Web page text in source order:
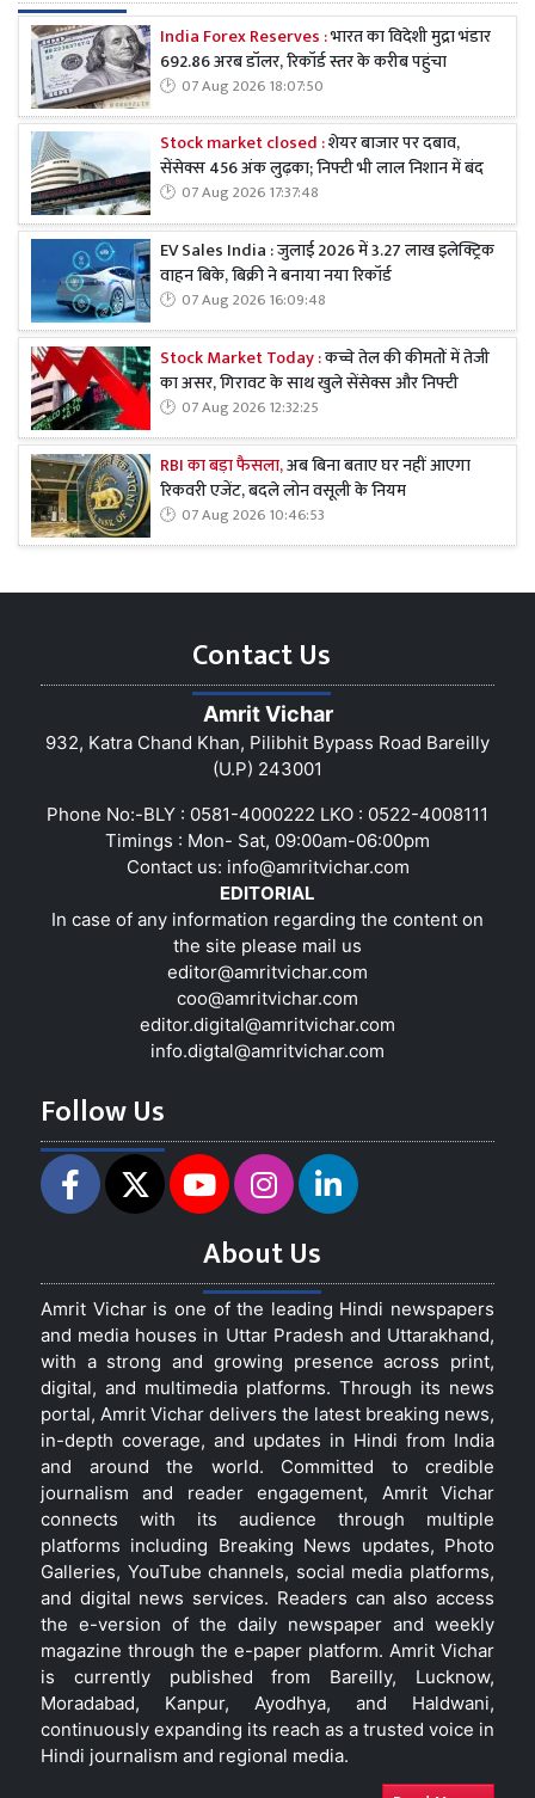
India Forex Reserves :भारत का विदेशी मुद्रा भंडार
692.86 अरब डॉलर, रिकॉर्ड स्तर के करीब पहुंचा
07 Aug 2026 18:07:50
Stock market closed :शेयर बाजार पर दबाव,
सेंसेक्स 456 अंक लुढ़का; निफ्टी भी लाल निशान में बंद
07 Aug 2026 17:37:48
EV Sales India : जुलाई 2026 में 3.27 लाख इलेक्ट्रिक
वाहन बिके, बिक्री ने बनाया नया रिकॉर्ड
07 Aug 2026 16:09:48
Stock Market Today :कच्चे तेल की कीमतों में तेजी
का असर, गिरावट के साथ खुले सेंसेक्स और निफ्टी
07 Aug 2026 12:32:25
RBI का बड़ा फैसला,अब बिना बताए घर नहीं आएगा
रिकवरी एजेंट, बदले लोन वसूली के नियम
07 Aug 2026 10:46:53
Contact Us
Amrit Vichar
932, Katra Chand Khan, Pilibhit Bypass Road Bareilly
(U.P) 243001
Phone No:-BLY : 0581-4000222 LKO : 0522-4008111
Timings : Mon- Sat, 09:00am-06:00pm
Contact us: info@amritvichar.com
EDITORIAL
In case of any information regarding the content on
the site please mail us
editor@amritvichar.com
coo@amritvichar.com
editor.digital@amritvichar.com
info.digtal@amritvichar.com
Follow Us
About Us
Amrit Vichar is one of the leading Hindi newspapers
and media houses in Uttar Pradesh and Uttarakhand,
with a strong and growing presence across print,
digital, and multimedia platforms. Through its news
portal, Amrit Vichar delivers the latest breaking news,
in-depth coverage, and updates in Hindi from India
and around the world. Committed to credible
journalism and reader engagement, Amrit Vichar
connects with its audience through multiple
platforms including Breaking News updates, Photo
Galleries, YouTube channels, social media platforms,
and digital news services. Readers can also access
the e-version of the daily newspaper and weekly
magazine through the e-paper platform. Amrit Vichar
is currently published from Bareilly, Lucknow,
Moradabad, Kanpur, Ayodhya, and Haldwani,
continuously expanding its reach as a trusted voice in
Hindi journalism and regional media.